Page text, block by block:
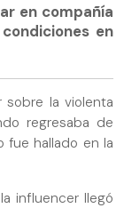
en compañía
en
sobre la violenta
regresaba de
fue hallado en la
influencer llegó